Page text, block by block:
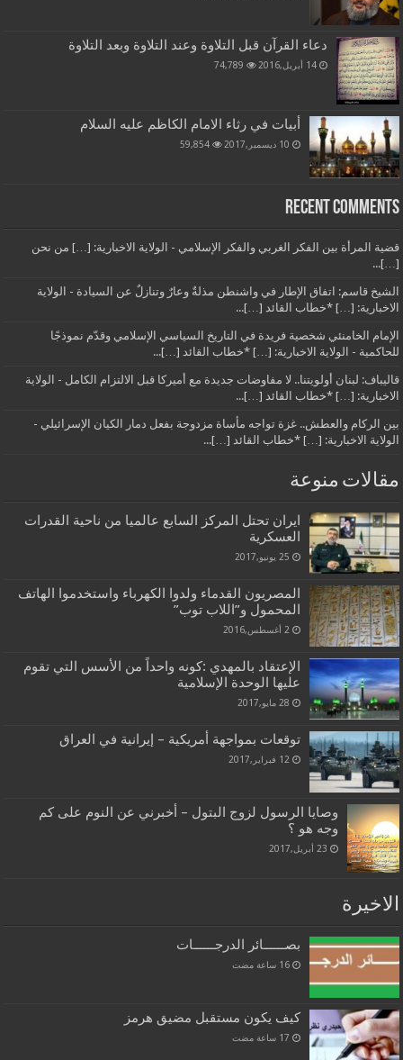
دعاء القرآن قبل التلاوة وعند التلاوة وبعد التلاوة
14 أبريل,2016 74,789
أبيات في رثاء الامام الكاظم عليه السلام
10 ديسمبر,2017 59,854
Recent Comments
قضية المرأة بين الفكر الغربي والفكر الإسلامي - الولاية الاخبارية: […] من نحن
[…]...
الشيخ قاسم: اتفاق الإطار في واشنطن مذلةٌ وعارٌ وتنازلٌ عن السيادة - الولاية
الاخبارية: […] *خطاب القائد […]...
الإمام الخامنئي شخصية فريدة في التاريخ السياسي الإسلامي وقدّم نموذجًا
للحاكمية - الولاية الاخبارية: […] *خطاب القائد […]...
قاليباف: لبنان أولويتنا.. لا مفاوضات جديدة مع أميركا قبل الالتزام الكامل - الولاية
الاخبارية: […] *خطاب القائد […]...
بين الركام والعطش.. غزة تواجه مأساة مزدوجة بفعل دمار الكيان الإسرائيلي -
الولاية الاخبارية: […] *خطاب القائد […]...
مقالات منوعة
ايران تحتل المركز السابع عالميا من ناحية القدرات
العسكرية
25 يونيو,2017
المصريون القدماء ولدوا الكهرباء واستخدموا الهاتف
المحمول و”اللاب توب”
2 أغسطس,2016
الإعتقاد بالمهدي :كونه واحداً من الأسس التي تقوم
عليها الوحدة الإسلامية
28 مايو,2017
توقعات بمواجهة أمريكية – إيرانية في العراق
12 فبراير,2017
وصايا الرسول لزوج البتول – أخبرني عن النوم على كم
وجه هو ؟
23 أبريل,2017
الاخيرة
بصــــــائر الدرجــــــات
‏16 ساعة مضت
كيف يكون مستقبل مضيق هرمز